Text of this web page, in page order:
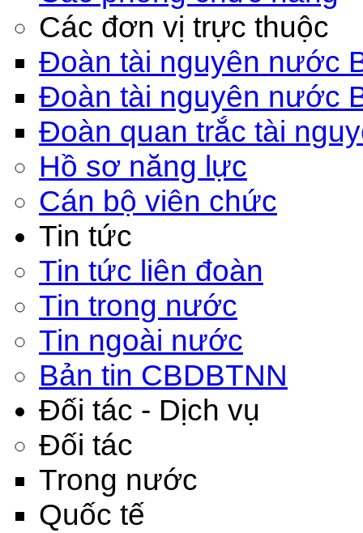
Các đơn vị trực thuộc
Đoàn tài nguyên nước
Đoàn tài nguyên nước
Đoàn quan trắc tài
Hồ sơ năng lực
Cán bộ viên chức
Tin tức
Tin tức liên đoàn
Tin trong nước
Tin ngoài nước
Bản tin CBDBTNN
Đối tác - Dịch vụ
Đối tác
Trong nước
Quốc tế